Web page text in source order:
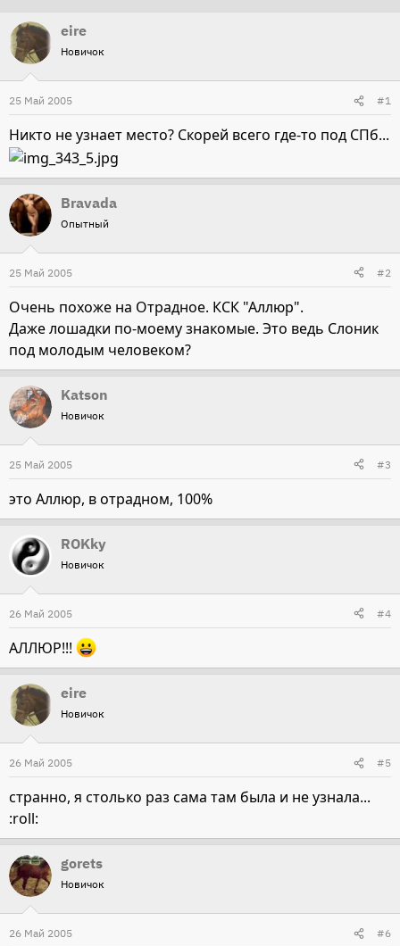
т
о
р
т
е
ы
а
ч
л
eire
Новичок
25 Май 2005 #1
Никто не узнает место? Скорей всего где-то под СПб...
Bravada
Опытный
25 Май 2005 #2
Очень похоже на Отрадное. КСК "Аллюр".
Даже лошадки по-моему знакомые. Это ведь Слоник
под молодым человеком?
Katson
Новичок
25 Май 2005 #3
это Аллюр, в отрадном, 100%
ROKky
Новичок
26 Май 2005 #4
АЛЛЮР!!!
eire
Новичок
26 Май 2005 #5
странно, я столько раз сама там была и не узнала...
:roll:
gorets
Новичок
26 Май 2005 #6